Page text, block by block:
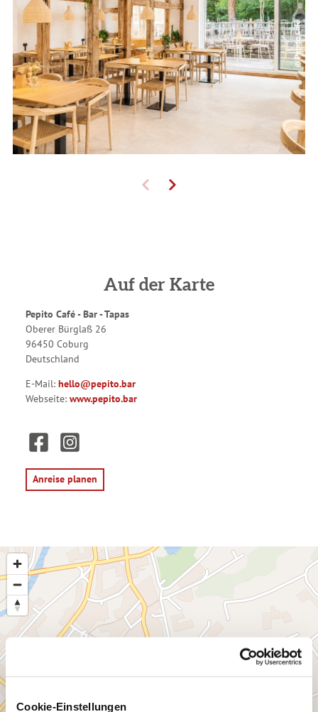
Cookie-Einstellungen
© Pepito Café
Auf der Karte
Pepito Café - Bar - Tapas
Oberer Bürglaß 26
96450 Coburg
Deutschland
E-Mail: hello@pepito.bar
Webseite: www.pepito.bar
F
a
c
e
b
I
n
s
t
a
Anreise planen